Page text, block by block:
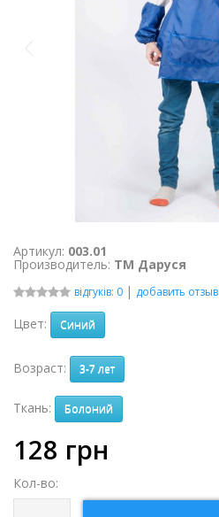
Артикул: 003.01
Производитель: ТМ Даруся
відгуків: 0 | добавить отзыв
Цвет: Синий
Возраст: 3-7 лет
Ткань: Болоний
128 грн
Кол-во: